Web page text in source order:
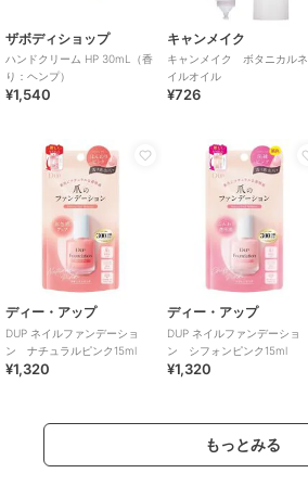
ザボディショップ
ハンドクリーム HP 30mL（香
り：ヘンプ）
¥1,540
キャンメイク
キャンメイク ボタニカルネ
イルオイル
¥726
ディー・アップ
DUP ネイルファンデーショ
ン ナチュラルピンク15ml
¥1,320
ディー・アップ
DUP ネイルファンデーショ
ン シフォンピンク15ml
¥1,320
もっとみる